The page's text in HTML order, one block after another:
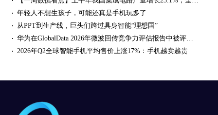
年轻人不想生孩子，可能还真是手机玩多了
从PPT到生产线，巨头们跨过具身智能“理想国”
2026年Q2全球智能手机平均售价上涨17%：手机越卖越贵